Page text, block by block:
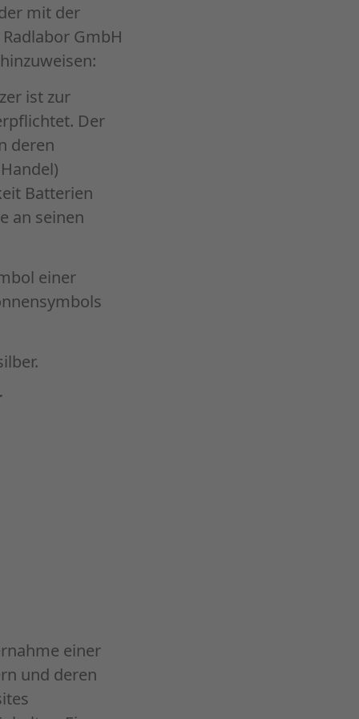
mit der
GmbH
ist zur
Der
deren
Batterien
an seinen
einer
einer
und deren